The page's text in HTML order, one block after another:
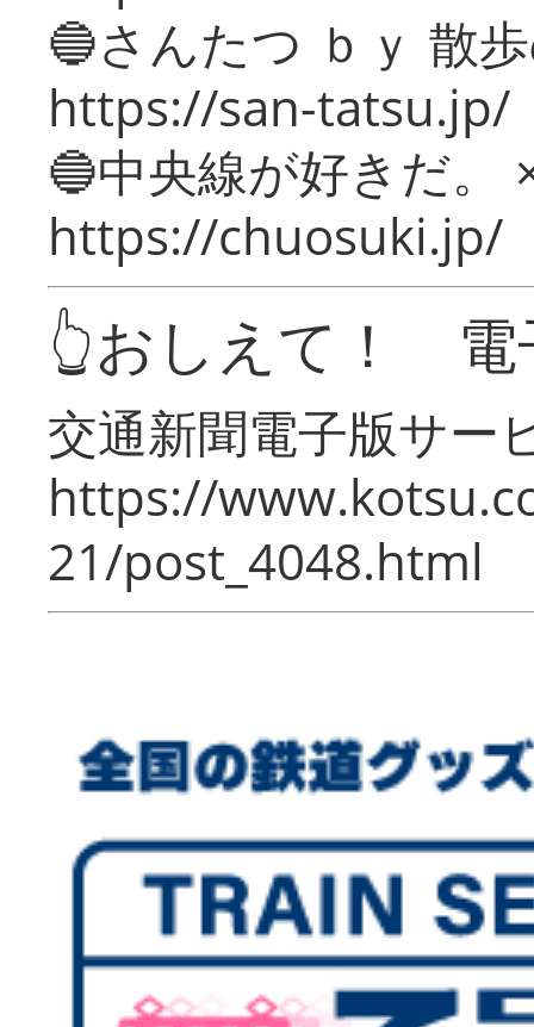
🔵さんたつ ｂｙ 散
https://san-tatsu.jp/
🔵中央線が好きだ。
https://chuosuki.jp/
👆おしえて！ 電
交通新聞電子版サー
https://
21/post_4048.html